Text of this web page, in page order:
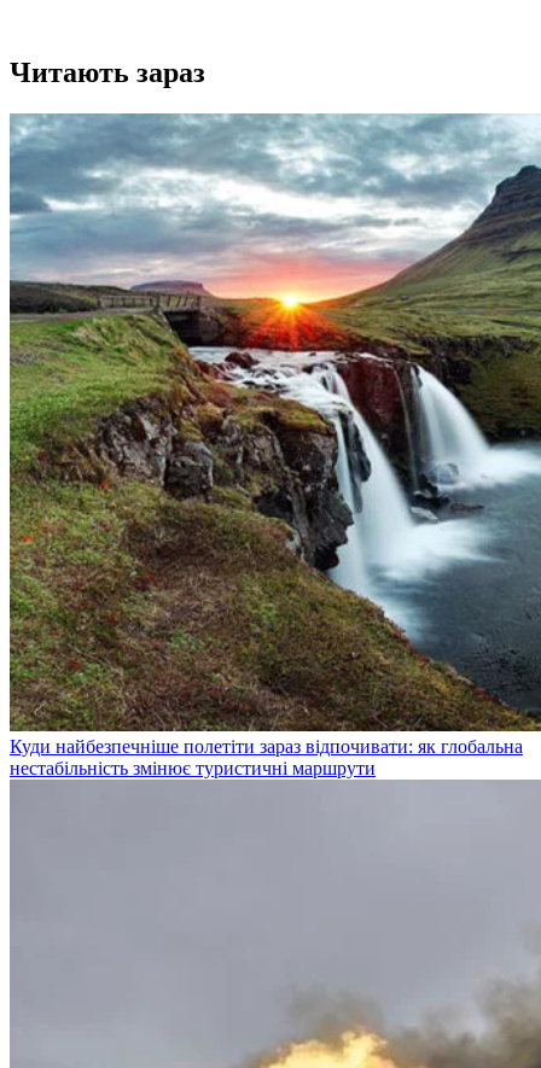
Читають зараз
Куди найбезпечніше полетіти зараз відпочивати: як глобальна
нестабільність змінює туристичні маршрути